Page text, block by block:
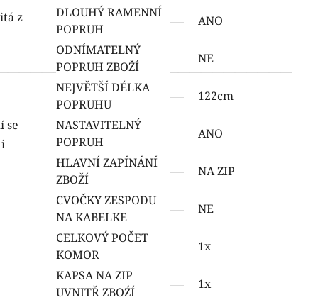
z
se
i
DLOUHÝ RAMENNÍ
POPRUH
ANO
ODNÍMATELNÝ
POPRUH ZBOŽÍ
NE
NEJVĚTŠÍ DÉLKA
POPRUHU
122cm
NASTAVITELNÝ
POPRUH
ANO
HLAVNÍ ZAPÍNÁNÍ
ZBOŽÍ
NA ZIP
CVOČKY ZESPODU
NA KABELKE
NE
CELKOVÝ POČET
KOMOR
1x
KAPSA NA ZIP
UVNITŘ ZBOŹÍ
1x